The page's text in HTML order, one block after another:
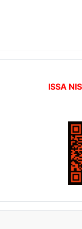
ISSA